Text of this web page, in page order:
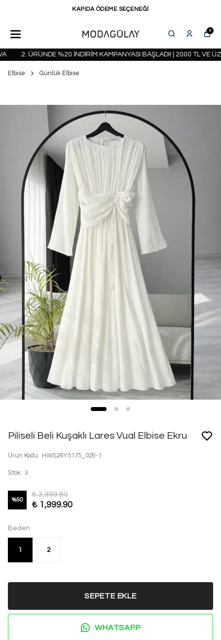
KAPIDA ÖDEME SEÇENEĞİ
0
2. ÜRÜNDE %20 İNDİRİM KAMPANYASI BAŞLADI! | 2000 TL VE
Elbise Günlük Elbise
Piliseli Beli Kuşaklı Lares Vual Elbise Ekru
Ürün Kodu: HWS26Y5175_029-1
Stok: 3
%50
₺ 3,999.80
₺ 1,999.90
Beden
1 2
SEPETE EKLE
WHATSAPP